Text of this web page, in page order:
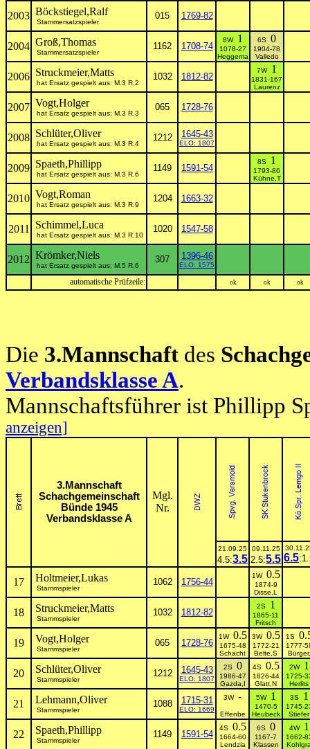
2003 Böckstiegel,Ralf
Stammersatzspieler
015 1769-82
2004 Groß,Thomas
Stammersatzspieler
1162 1708-74
8W 1
1078-27
Heggema
6S 0
1904-78
Valledo
2006 Struckmeier,Matts
hat Ersatz gespielt aus: M.3 R.2
1032 1812-82
7W 1
1831-167
Laurenz
2007 Vogt,Holger
hat Ersatz gespielt aus: M.3 R.3
065 1728-76
2008 Schlüter,Oliver
hat Ersatz gespielt aus: M.3 R.4
1212 1645-43
ELO: 1807
2009 Spaeth,Phillipp
hat Ersatz gespielt aus: M.3 R.6
1149 1591-54
8S 1
1793-86
Kühne,T
2010 Vogt,Roman
hat Ersatz gespielt aus: M.3 R.9
1204 1663-32
2011 Schimmel,Luca
hat Ersatz gespielt aus: M.3 R.10
1020 1547-58
2012 Krömker,Niels
hat Ersatz gespielt aus: M.5 R.6
307 1396-46
ELO: 1575
automatische Prüfzeile: ok ok ok
Die 3.Mannschaft des
Verbandsklasse A.
Mannschaftsführer ist Phillipp
anzeigen]
3.Mannschaft
Schachgemeinschaft
Bünde 1945
Verbandsklasse A
Mgl.
Nr.
21.09.25
4.5:3.5
09.11.25
2.5:5.5 6.5
17 Holtmeier,Lukas
Stammspieler
1062 1756-44
1W 0.5
1874-9
Disse,L
18 Struckmeier,Matts
Stammspieler
1032 1812-82
2S 1
1865-11
Fritsch
19 Vogt,Holger
Stammspieler
065 1728-76
1W 0.5
1675-48
Schacht
3W 0.5
1772-21
Belte,S
1S
1777-
Bürger,
20 Schlüter,Oliver
Stammspieler
1212 1645-43
ELO: 1807
2S 0
1986-47
Gazda,I
4S 0.5
1826-44
Glatt,N
2W 1
1725-
Herlits
21 Lehmann,Oliver
Stammspieler
1088 1715-31
ELO: 1669
3W -
Effenbe
5W 1
1470-5
Heubeck
3S 1
1745-
Stiefer
22 Spaeth,Phillipp
Stammspieler
1149 1591-54
4S 0.5
1664-60
Lendzia
6S 0
1167-7
Klassen
4W 1
1662-